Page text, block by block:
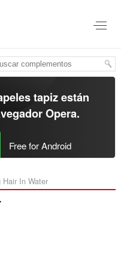
tapiz están
Opera.
Free for Android
In Water‎